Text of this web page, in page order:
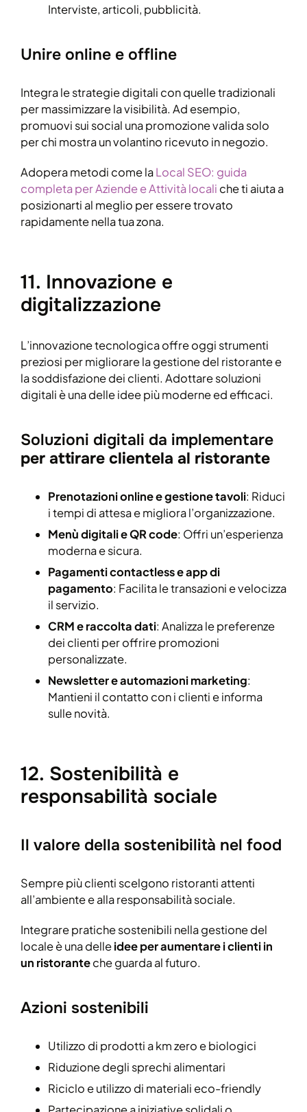
Interviste, articoli, pubblicità.
Unire online e offline
Integra le strategie digitali con quelle tradizionali
per massimizzare la visibilità. Ad esempio,
promuovi sui social una promozione valida solo
per chi mostra un volantino ricevuto in negozio.
Adopera metodi come laLocal SEO: guida
completa per Aziende e Attività locali che ti aiuta a
posizionarti al meglio per essere trovato
rapidamente nella tua zona.
11. Innovazione e
digitalizzazione
L’innovazione tecnologica offre oggi strumenti
preziosi per migliorare la gestione del ristorante e
la soddisfazione dei clienti. Adottare soluzioni
digitali è una delle idee più moderne ed efficaci.
Soluzioni digitali da implementare
per attirare clientela al ristorante
Prenotazioni online e gestione tavoli: Riduci
i tempi di attesa e migliora l’organizzazione.
Menù digitali e QR code: Offri un’esperienza
moderna e sicura.
Pagamenti contactless e app di
pagamento: Facilita le transazioni e velocizza
il servizio.
CRM e raccolta dati: Analizza le preferenze
dei clienti per offrire promozioni
personalizzate.
Newsletter e automazioni marketing:
Mantieni il contatto con i clienti e informa
sulle novità.
12. Sostenibilità e
responsabilità sociale
Il valore della sostenibilità nel food
Sempre più clienti scelgono ristoranti attenti
all’ambiente e alla responsabilità sociale.
Integrare pratiche sostenibili nella gestione del
locale è una delleidee per aumentare i clienti in
un ristoranteche guarda al futuro.
Azioni sostenibili
Utilizzo di prodotti a km zero e biologici
Riduzione degli sprechi alimentari
Riciclo e utilizzo di materiali eco-friendly